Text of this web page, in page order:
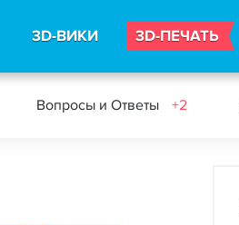
3D-ВИКИ 3D-ПЕЧАТЬ
Вопросы и Ответы +2